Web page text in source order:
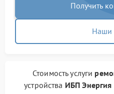
Получить
Наши
Стоимость услуги
устройства ИБП Энергия